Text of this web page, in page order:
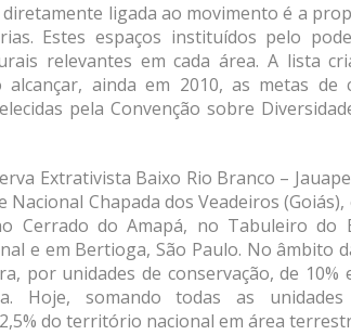
ligada ao movimento é a
Estes espaços instituídos pelo
relevantes em cada área. A lista
alcançar, ainda em 2010, as metas
pela Convenção sobre
Extrativista Baixo Rio Branco –
Nacional Chapada dos Veadeiros
Cerrado do Amapá, no Tabuleiro do
e em Bertioga, São Paulo. No âmbito
por unidades de conservação, de
Hoje, somando todas as
do território nacional em área